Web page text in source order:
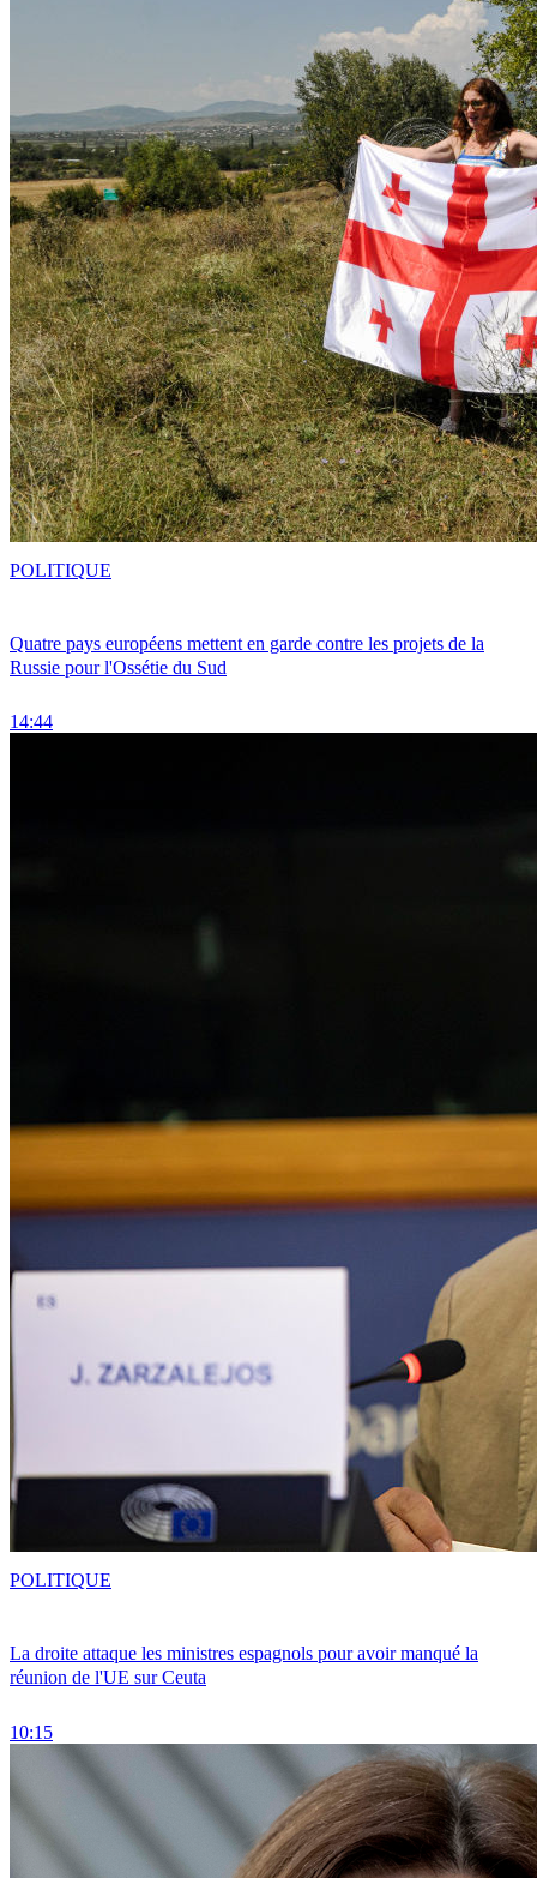
Quatre pays européens mettent en garde contre les projets de la
Russie pour l'Ossétie du Sud
14:44
POLITIQUE
La droite attaque les ministres espagnols pour avoir manqué la
réunion de l'UE sur Ceuta
10:15
POLITIQUE